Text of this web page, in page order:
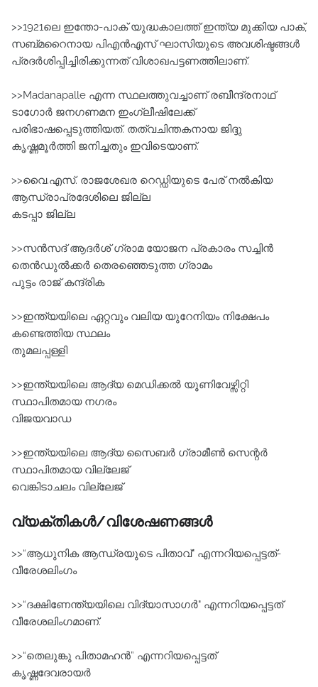
>>1921ലെ ഇന്തോ-പാക്‌ യുദ്ധകാലത്ത്‌ ഇന്ത്യ മുക്കിയ പാക്‌,
സബ്മറൈനായ പിഎന്‍എസ്‌ ഘാസിയുടെ അവശിഷ്ടങ്ങള്‍
പ്രദര്‍ശിപ്പിച്ചിരിക്കുന്നത്‌ വിശാഖപട്ടണത്തിലാണ്‌.
>>Madanapalle എന്ന സ്ഥലത്തുവച്ചാണ്‌ രബീന്ദ്രനാഥ്‌
ടാഗോര്‍ ജനഗണമന ഇംഗ്ലീഷിലേക്ക്‌
പരിഭാഷപ്പെടുത്തിയത്‌. തത്വചിന്തകനായ ജിദ്ദു
കൃഷ്ണമൂര്‍ത്തി ജനിച്ചതും ഇവിടെയാണ്‌.
>>വൈ.എസ്‌. രാജശേഖര റെഡ്ഡിയുടെ പേര്‌ നല്‍കിയ
ആന്ധ്രാപ്രദേശിലെ ജില്ല
കടപ്പാ ജില്ല
>>സന്‍സദ്‌ ആദര്‍ശ്‌ ഗ്രാമ യോജന പ്രകാരം സച്ചിന്‍
തെന്‍ഡുല്‍ക്കര്‍ തെരഞ്ഞെടുത്ത ഗ്രാമം
പുട്ടം രാജ്‌ കന്ദ്രിക
>>ഇന്ത്യയിലെ ഏറ്റവും വലിയ യുറേനിയം നിക്ഷേപം
കണ്ടെത്തിയ സ്ഥലം
തുമലപ്പള്ളി
>>ഇന്ത്യയിലെ ആദ്യ മെഡിക്കല്‍ യൂണിവേഴ്സിറ്റി
സ്ഥാപിതമായ നഗരം
വിജയവാഡ
>>ഇന്ത്യയിലെ ആദ്യ സൈബര്‍ ഗ്രാമീണ്‍ സെന്റര്‍
സ്ഥാപിതമായ വില്ലേജ്‌
വെങ്കിടാചലം വില്ലേജ്‌
വ്യക്തികൾ/വിശേഷണങ്ങൾ
>>“ആധുനിക ആന്ധ്രയുടെ പിതാവ്" എന്നറിയപ്പെട്ടത്‌-
വീരേശലിംഗം
>>“ദക്ഷിണേന്ത്യയിലെ വിദ്യാസാഗര്‍" എന്നറിയപ്പെട്ടത്‌
വീരേശലിംഗമാണ്‌.
>>“തെലുങ്കു പിതാമഹന്‍” എന്നറിയപ്പെട്ടത്‌
കൃഷ്ണദേവരായര്‍